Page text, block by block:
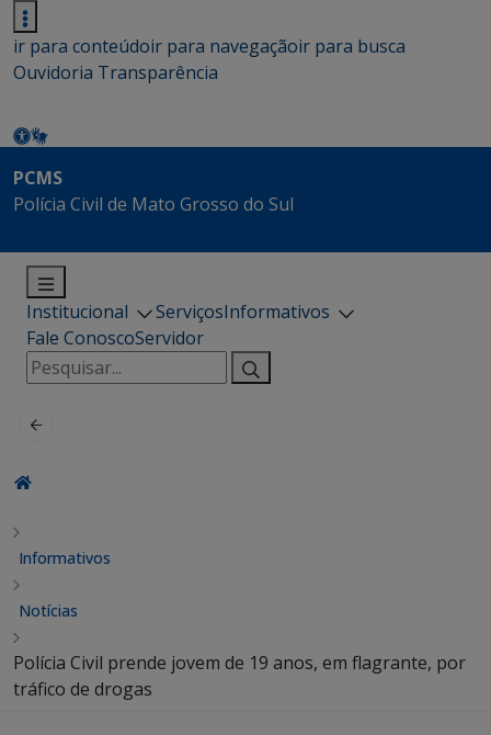
ir para conteúdoir para navegaçãoir para busca
Ouvidoria Transparência
PCMS
Polícia Civil de Mato Grosso do Sul
Institucional ServiçosInformativos
Fale ConoscoServidor
Pesquisar
por:
Informativos
Notícias
Polícia Civil prende jovem de 19 anos, em flagrante, por
tráfico de drogas